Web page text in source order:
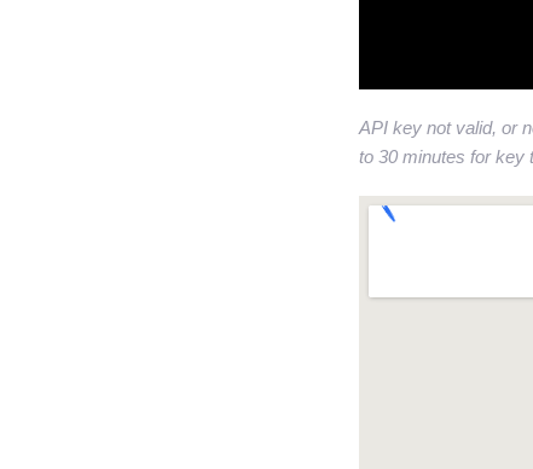
API key not valid, or
to 30 minutes for key